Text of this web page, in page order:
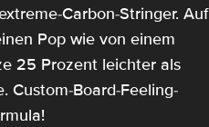
Carbon-Stringer. Auf
Pop wie von einem
25 Prozent leichter als
Custom-Board-Feeling-